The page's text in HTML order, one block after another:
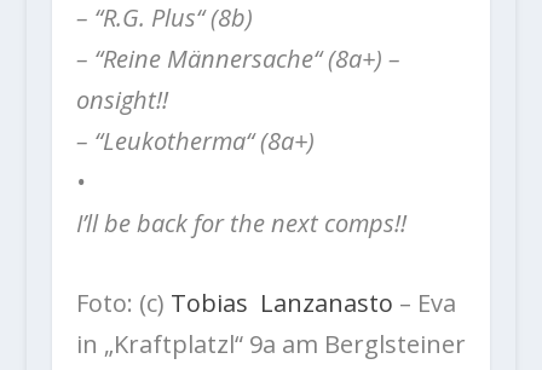
– “R.G. Plus“ (8b)
– “Reine Männersache“ (8a+) –
onsight!!
– “Leukotherma“ (8a+)
•
I’ll be back for the next comps!!
Foto: (c) Tobias Lanzanasto – Eva
in „Kraftplatzl“ 9a am Berglsteiner